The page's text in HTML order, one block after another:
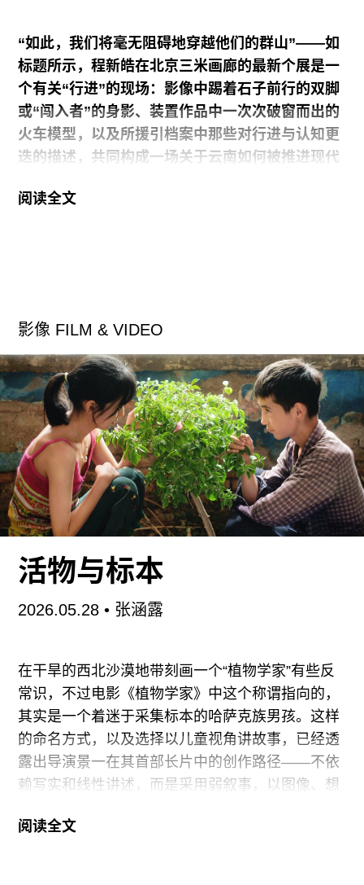
话说回来，画廊周对哪些需要花时间细看的作品来
说，不是灾难性的呢？吴尚聪的“月光宝盒”（站台
中国）在展览现场并不能被全部摊开，幸而这些物
件的拼贴与盛放它们的盒子内外的图像拼贴互相言
说，在极其微观的层面完了一个又一个独立的策展
工作。
“如此，我们将毫无阻碍地穿越他们的群山”——如
标题所示，程新皓在北京三米画廊的最新个展是一
个有关“行进”的现场：影像中踢着石子前行的双脚
或“闯入者”的身影、装置作品中一次次破窗而出的
火车模型，以及所援引档案中那些对行进与认知更
迭的描述，共同构成一场关于云南如何被推进现代
术家以行进为手段所做的测量在地质和历史的纵向
梳理出一条与道路系统有关的创作主线。我关注的
是，云南被什么样的道路所定义，以及我应如何来
讨论这些由不同道路所中介的云南旅程对地方的塑
造。
2022年，我创作了《你不要到南方去，你不要到北
方去》。简单来说，就是我从澜沧江打了一壶水，
把它背到了怒江，并且倒了进去。这两条最终奔向
不同大洋的河流，在最近处只有约50公里，贯穿二
运一壶水时，我所见的那些道路变迁对地方感知的
形塑，直接启发我做了此次展览中的作品之一《叠
层与漂砾》（2023-2024）——在这件作品中，我
当我们试图定义“滇缅公路”时，可以说它是
阅读全文
影像 FILM & VIDEO
活物与标本
2026.05.28• 张涵露
在干旱的西北沙漠地带刻画一个“植物学家”有些反
常识，不过电影《植物学家》中这个称谓指向的，
其实是一个着迷于采集标本的哈萨克族男孩。这样
的命名方式，以及选择以儿童视角讲故事，已经透
露出导演景一在其首部长片中的创作路径——不依
赖写实和线性讲述，而是采用弱叙事，以图像、想
阅读全文